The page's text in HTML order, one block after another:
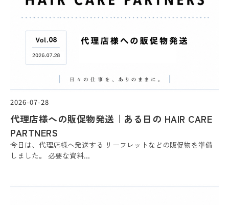
2026-07-28
代理店様への販促物発送｜ある日の HAIR CARE
PARTNERS
今日は、代理店様へ発送する リーフレットなどの販促物を準備
しました。 必要な資料...